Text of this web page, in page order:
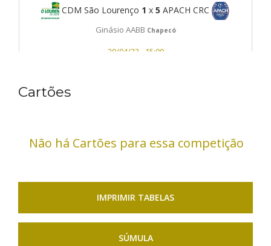
CDM São Lourenço 1 x 5 APACH CRC
Ginásio AABB Chapecó
29/04/23 - 15:00
C5 Futsal
Cartões
Não há Cartões para essa competição
IMPRIMIR TABELAS
SÚMULA